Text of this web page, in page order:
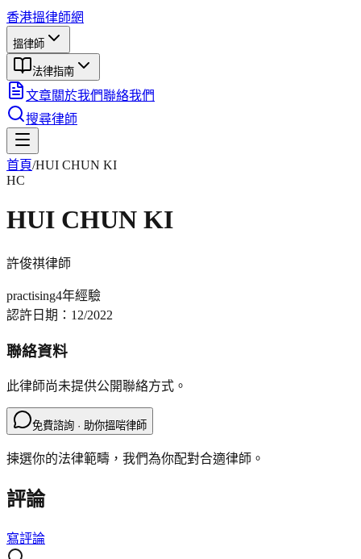
香港搵律師網
搵律師
法律指南
文章關於我們聯絡我們
搜尋律師
首頁/HUI CHUN KI
HC
HUI CHUN KI
許俊祺律師
practising4年經驗
認許日期： 12/2022
聯絡資料
此律師尚未提供公開聯絡方式。
免費諮詢 · 助你搵啱律師
揀選你的法律範疇，我們為你配對合適律師。
評論
寫評論